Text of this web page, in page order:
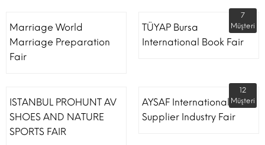
Marriage World
Marriage Preparation
Fair
TÜYAP Bursa
International Book Fair
7
Müşteri
ISTANBUL PROHUNT AV
SHOES AND NATURE
SPORTS FAIR
AYSAF International Shoe
Supplier Industry Fair
12
Müşteri